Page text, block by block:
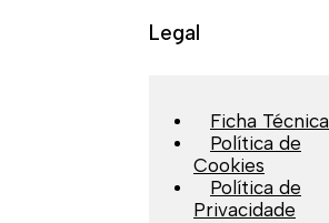
Legal
Ficha Técnica
Política de
Cookies
Política de
Privacidade